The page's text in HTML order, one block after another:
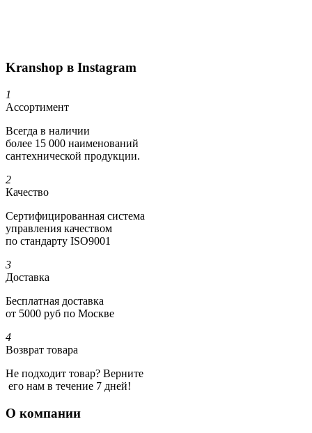
Kranshop в Instagram
1
Ассортимент
Всегда в наличии
более 15 000 наименований
сантехнической продукции.
2
Качество
Сертифициро­ванная система
управления качеством
по стандарту ISO9001
3
Доставка
Бесплатная доставка
от 5000 руб по Москве
4
Возврат товара
Не подходит товар? Верните
его нам в течение 7 дней!
О компании